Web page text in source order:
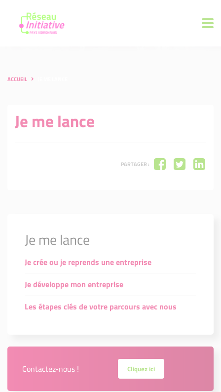
ACCUEIL
Je me lance
PARTAGER :
Je me lance
Je crée ou je reprends une entreprise
Je développe mon entreprise
Les étapes clés de votre parcours avec nous
Contactez-nous ! Cliquez ici